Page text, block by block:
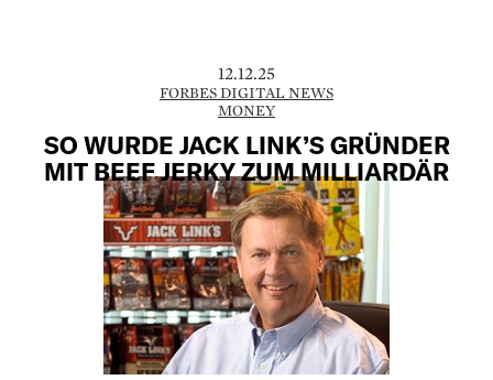
12.12.25
FORBES DIGITAL NEWS
MONEY
SO WURDE JACK LINK’S GRÜNDER
MIT BEEF JERKY ZUM MILLIARDÄR